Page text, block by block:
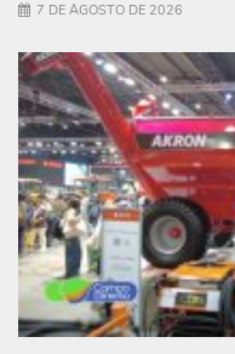
7 DE AGOSTO DE 2026